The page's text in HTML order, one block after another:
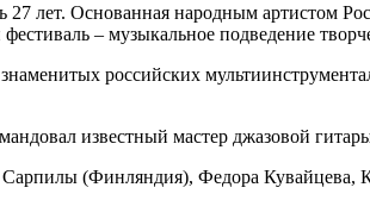
лет. Основанная народным артистом
– музыкальное подведение
российских
известный мастер джазовой
(Финляндия), Федора Кувайцева,